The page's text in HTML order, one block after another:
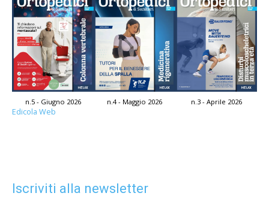
n.5 - Giugno 2026 n.4 - Maggio 2026 n.3 - Aprile 2026
Edicola Web
Iscriviti alla newsletter